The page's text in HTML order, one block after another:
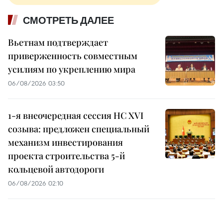
СМОТРЕТЬ ДАЛЕЕ
Вьетнам подтверждает
приверженность совместным
усилиям по укреплению мира
06/08/2026 03:50
1-я внеочередная сессия НС XVI
созыва: предложен специальный
механизм инвестирования
проекта строительства 5-й
кольцевой автодороги
06/08/2026 02:10